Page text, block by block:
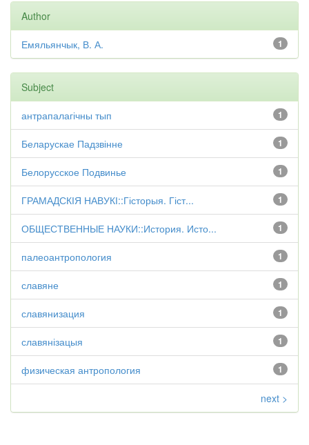
Author
1
Емяльянчык, В. А.
Subject
1
антрапалагічны тып
1
Беларускае Падзвінне
1
Белорусское Подвинье
1
ГРАМАДСКІЯ НАВУКІ::Гісторыя. Гіст...
1
ОБЩЕСТВЕННЫЕ НАУКИ::История. Исто...
1
палеоантропология
1
славяне
1
славянизация
1
славянізацыя
1
физическая антропология
next >